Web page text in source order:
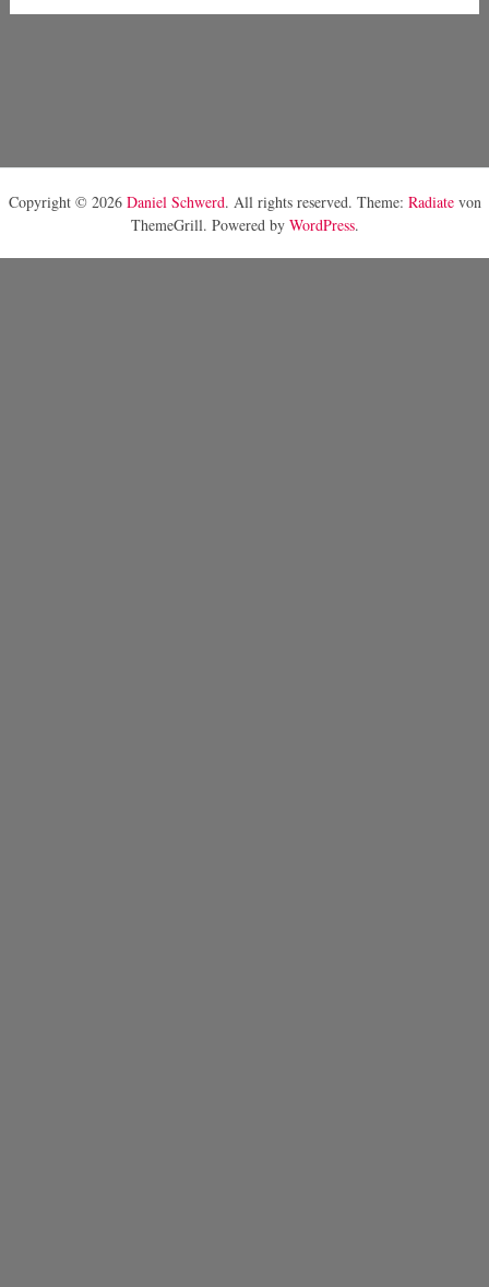
Copyright © 2026 Daniel Schwerd. All rights reserved. Theme: Radiatevon
ThemeGrill. Powered by WordPress.